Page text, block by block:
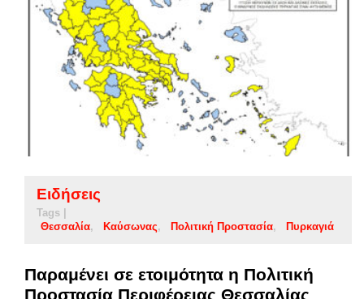
Ειδήσεις
Tags |
Θεσσαλία
Καύσωνας Πολιτική Προστασία Πυρκαγιά
Παραμένει σε ετοιμότητα η Πολιτική
Προστασία Περιφέρειας Θεσσαλίας